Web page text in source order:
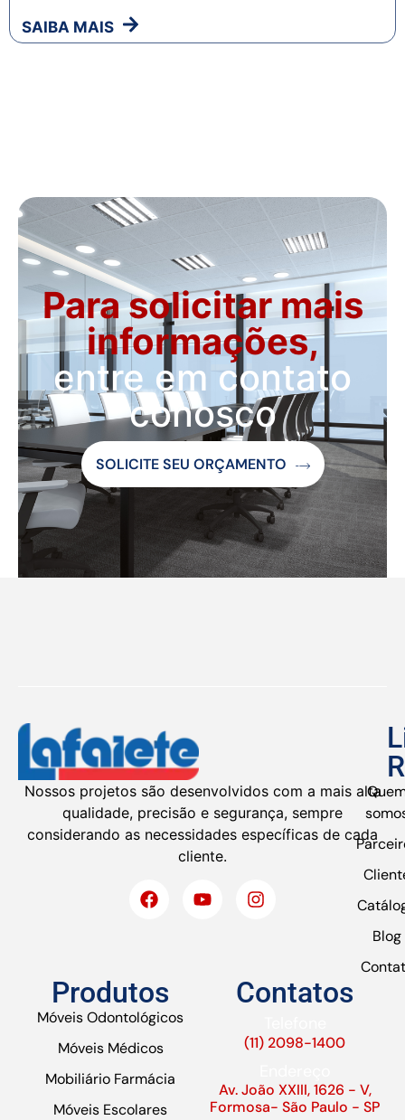
SAIBA MAIS
Para solicitar mais
informações,
entre em contato
conosco
SOLICITE SEU ORÇAMENTO
Nossos projetos são desenvolvidos com a mais alta
qualidade, precisão e segurança, sempre
considerando as necessidades específicas de cada
cliente.
Blog
Produtos
Móveis Odontológicos
Móveis Médicos
Mobiliário Farmácia
Móveis Escolares
Contatos
(11) 2098-1400
Av. João XXIII, 1626 - V,
Formosa- São Paulo - SP